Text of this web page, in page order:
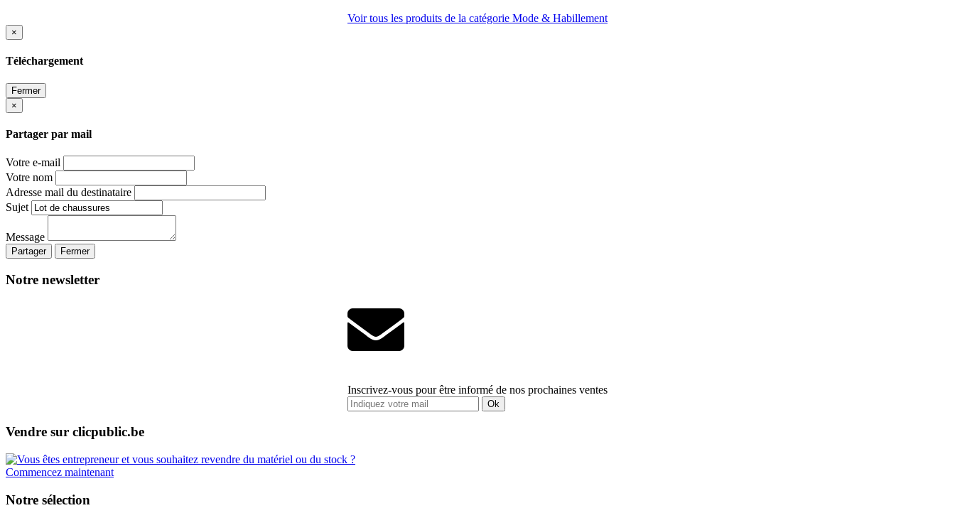
Voir tous les produits de la catégorie Mode & Habillement
×
Téléchargement
Fermer
×
Partager par mail
Votre e-mail
Votre nom
Adresse mail du destinataire
Sujet
Message
Partager Fermer
Notre newsletter
Inscrivez-vous pour être informé de nos prochaines ventes
Ok
Vendre sur clicpublic.be
Commencez maintenant
Notre sélection